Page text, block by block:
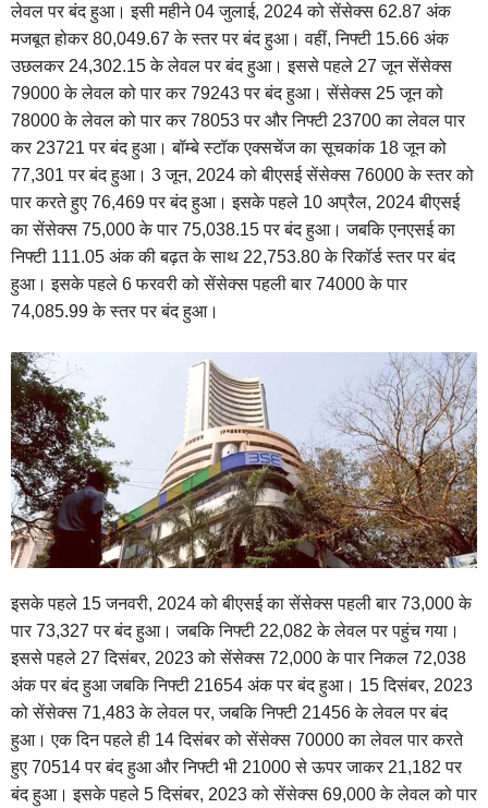
लेवल पर बंद हुआ। इसी महीने 04 जुलाई, 2024 को सेंसेक्स 62.87 अंक
मजबूत होकर 80,049.67 के स्तर पर बंद हुआ। वहीं, निफ्टी 15.66 अंक
उछलकर 24,302.15 के लेवल पर बंद हुआ। इससे पहले 27 जून सेंसेक्स
79000 के लेवल को पार कर 79243 पर बंद हुआ। सेंसेक्स 25 जून को
78000 के लेवल को पार कर 78053 पर और निफ्टी 23700 का लेवल पार
कर 23721 पर बंद हुआ। बॉम्बे स्टॉक एक्सचेंज का सूचकांक 18 जून को
77,301 पर बंद हुआ। 3 जून, 2024 को बीएसई सेंसेक्स 76000 के स्तर को
पार करते हुए 76,469 पर बंद हुआ। इसके पहले 10 अप्रैल, 2024 बीएसई
का सेंसेक्स 75,000 के पार 75,038.15 पर बंद हुआ। जबकि एनएसई का
निफ्टी 111.05 अंक की बढ़त के साथ 22,753.80 के रिकॉर्ड स्तर पर बंद
हुआ। इसके पहले 6 फरवरी को सेंसेक्स पहली बार 74000 के पार
74,085.99 के स्तर पर बंद हुआ।
इसके पहले 15 जनवरी, 2024 को बीएसई का सेंसेक्स पहली बार 73,000 के
पार 73,327 पर बंद हुआ। जबकि निफ्टी 22,082 के लेवल पर पहुंच गया।
इससे पहले 27 दिसंबर, 2023 को सेंसेक्स 72,000 के पार निकल 72,038
अंक पर बंद हुआ जबकि निफ्टी 21654 अंक पर बंद हुआ। 15 दिसंबर, 2023
को सेंसेक्स 71,483 के लेवल पर, जबकि निफ्टी 21456 के लेवल पर बंद
हुआ। एक दिन पहले ही 14 दिसंबर को सेंसेक्स 70000 का लेवल पार करते
हुए 70514 पर बंद हुआ और निफ्टी भी 21000 से ऊपर जाकर 21,182 पर
बंद हुआ। इसके पहले 5 दिसंबर, 2023 को सेंसेक्स 69,000 के लेवल को पार